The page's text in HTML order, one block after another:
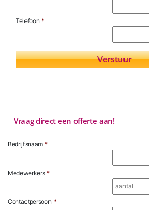
Telefoon *
Vraag direct een offerte aan!
Bedrijfsnaam *
Medewerkers *
Contactpersoon *